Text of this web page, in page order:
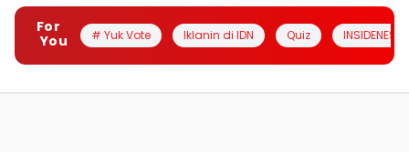
For
You
# Yuk Vote Iklanin di IDN Quiz INSIDENESIA